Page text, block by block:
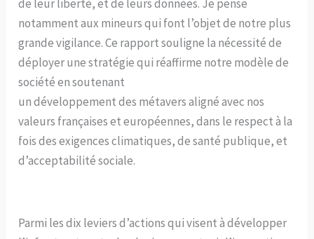
de leur liberté, et de leurs données. Je pense
notamment aux mineurs qui font l’objet de notre plus
grande vigilance. Ce rapport souligne la nécessité de
déployer une stratégie qui réaffirme notre modèle de
société en soutenant
un développement des métavers aligné avec nos
valeurs françaises et européennes, dans le respect à la
fois des exigences climatiques, de santé publique, et
d’acceptabilité sociale.
Parmi les dix leviers d’actions qui visent à développer